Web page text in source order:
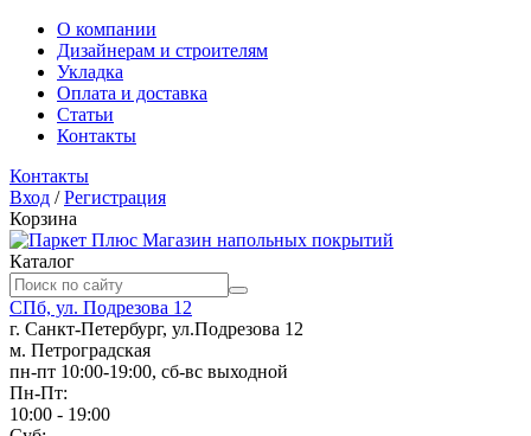
О компании
Дизайнерам и строителям
Укладка
Оплата и доставка
Статьи
Контакты
Контакты
Вход /Регистрация
Корзина
Магазин напольных покрытий
Каталог
СПб, ул. Подрезова 12
г. Санкт-Петербург, ул.Подрезова 12
м. Петроградская
пн-пт 10:00-19:00, сб-вс выходной
Пн-Пт:
10:00 - 19:00